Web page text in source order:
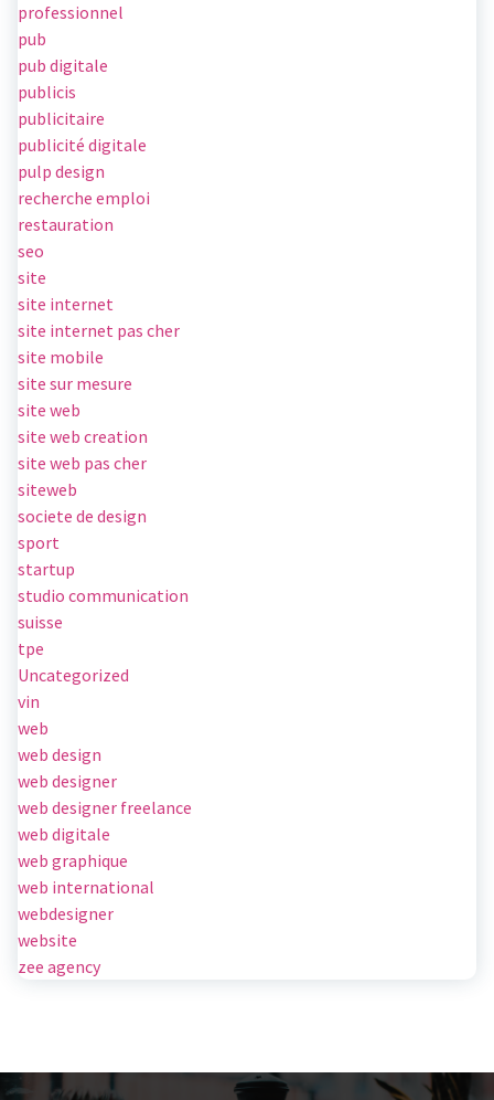
professionnel
pub
pub digitale
publicis
publicitaire
publicité digitale
pulp design
recherche emploi
restauration
seo
site
site internet
site internet pas cher
site mobile
site sur mesure
site web
site web creation
site web pas cher
siteweb
societe de design
sport
startup
studio communication
suisse
tpe
Uncategorized
vin
web
web design
web designer
web designer freelance
web digitale
web graphique
web international
webdesigner
website
zee agency